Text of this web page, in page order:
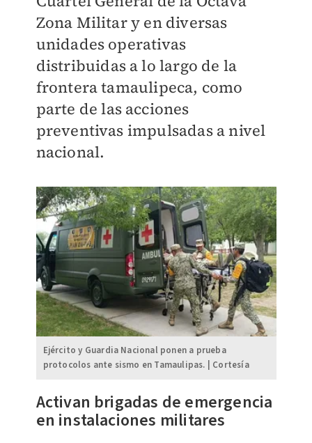
Zona Militar y en diversas
unidades operativas
distribuidas a lo largo de la
frontera tamaulipeca, como
parte de las acciones
preventivas impulsadas a nivel
nacional.
Ejército y Guardia Nacional ponen a prueba
protocolos ante sismo en Tamaulipas. | Cortesía
Activan brigadas de emergencia
en instalaciones militares